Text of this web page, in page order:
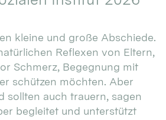
kleine und große Abschiede.
Reflexen von Eltern,
Schmerz, Begegnung mit
schützen möchten. Aber
sollten auch trauern, sagen
begleitet und unterstützt